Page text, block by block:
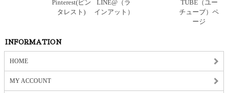
INFORMATION
HOME
MY ACCOUNT